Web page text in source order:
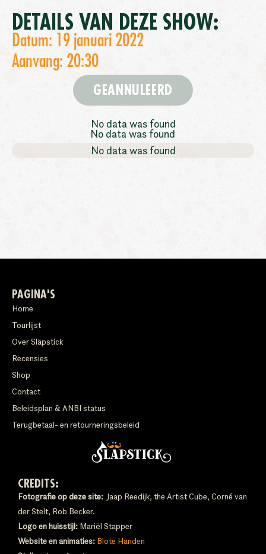
DETAILS VAN DEZE SHOW:
Datum: 19 januari 2022
Aanvang: 20:30
GEANNULEERD
No data was found
No data was found
No data was found
PAGINA'S
Home
Tourlijst
Over Släpstick
Recensies
Shop
Contact
Beleidsplan & ANBI status
Terugbetaal- en retourneringsbeleid
CREDITS:
Fotografie op deze site: Jaap Reedijk, the Artist Cube, Corné van
der Stelt, Rob Becker.
Logo en huisstijl: Mariël Stapper
Website en animaties: Blote Handen